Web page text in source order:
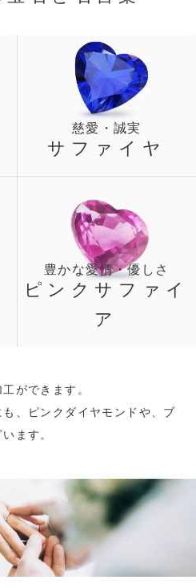
慈愛・誠実
サファイヤ
豊かな愛情・優しさ
ピンクサファイ
ア
ができます。
、ピンクダイヤモンドや、ブ
ます。